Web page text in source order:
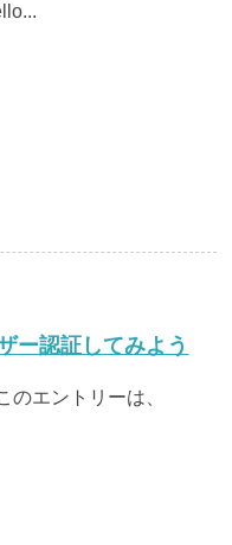
ー認証してみよう
のエントリーは、